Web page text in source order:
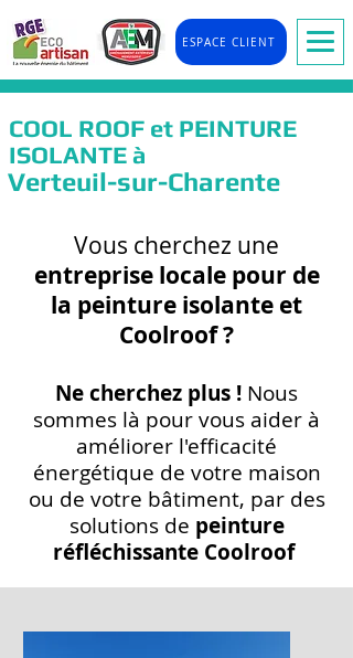
ESPACE CLIENT
COOL ROOF et PEINTURE
ISOLANTE à
Verteuil-sur-Charente
Vous cherchez une
entreprise locale pour de
la peinture isolante et
Coolroof ?
Ne cherchez plus ! Nous
sommes là pour vous aider à
améliorer l'efficacité
énergétique de votre maison
ou de votre bâtiment, par des
solutions de peinture
réfléchissante Coolroof